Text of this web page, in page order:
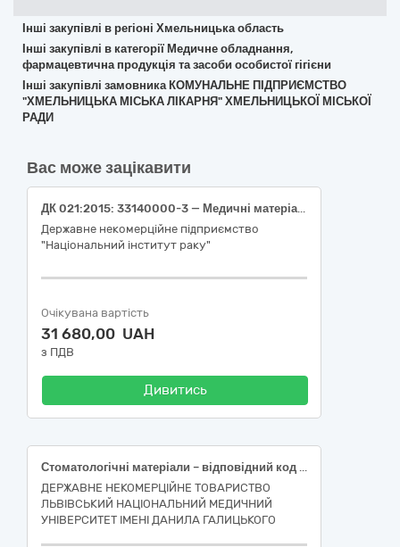
Інші закупівлі в регіоні Хмельницька область
Інші закупівлі в категорії Медичне обладнання,
фармацевтична продукція та засоби особистої гігієни
Інші закупівлі замовника КОМУНАЛЬНЕ ПІДПРИЄМСТВО
"ХМЕЛЬНИЦЬКА МІСЬКА ЛІКАРНЯ" ХМЕЛЬНИЦЬКОЇ МІСЬКОЇ
РАДИ
Вас може зацікавити
ДК 021:2015: 33140000-3 — Медичні матеріали (Кістковий віск (пакет по 2,5 г, стерильний)
Державне некомерційне підприємство
"Національний інститут раку"
Очікувана вартість
31 680,00 UAH
з ПДВ
Дивитись
Стоматологічні матеріали – відповідний код 33141800-8
ДЕРЖАВНЕ НЕКОМЕРЦІЙНЕ ТОВАРИСТВО
ЛЬВІВСЬКИЙ НАЦІОНАЛЬНИЙ МЕДИЧНИЙ
УНІВЕРСИТЕТ ІМЕНІ ДАНИЛА ГАЛИЦЬКОГО